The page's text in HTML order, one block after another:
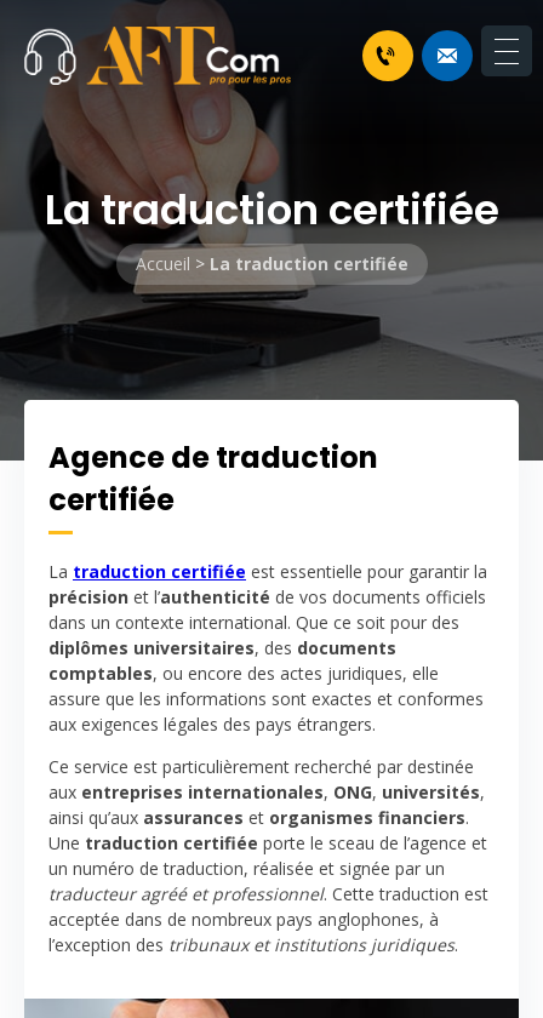
La traduction certifiée
Accueil > La traduction certifiée
Agence de traduction
certifiée
La traduction certifiée est essentielle pour garantir la
précision et l’authenticité de vos documents officiels
dans un contexte international. Que ce soit pour des
diplômes universitaires, des documents
comptables, ou encore des actes juridiques, elle
assure que les informations sont exactes et conformes
aux exigences légales des pays étrangers.
Ce service est particulièrement recherché par destinée
aux entreprises internationales, ONG, universités,
ainsi qu’aux assurances et organismes financiers.
Une traduction certifiée porte le sceau de l’agence et
un numéro de traduction, réalisée et signée par un
traducteur agréé et professionnel. Cette traduction est
acceptée dans de nombreux pays anglophones, à
l’exception des tribunaux et institutions juridiques.